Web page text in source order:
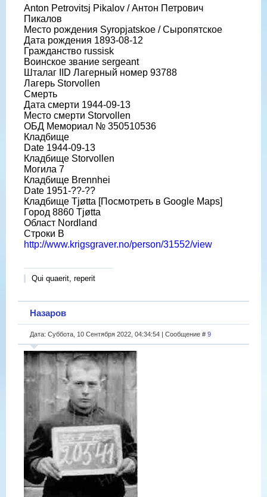
Anton Petrovitsj Pikalov / Антон Петрович
Пикалов
Место рождения Syropjatskoe / Сыропятское
Дата рождения 1893-08-12
Гражданство russisk
Воинское звание sergeant
Шталаг IID Лагерный номер 93788
Лагерь Storvollen
Смерть
Дата смерти 1944-09-13
Место смерти Storvollen
ОБД Мемориал № 350510536
Кладбище
Date 1944-09-13
Кладбище Storvollen
Могила 7
Кладбище Brennhei
Date 1951-??-??
Кладбище Tjøtta [Посмотреть в Google Maps]
Город 8860 Tjøtta
Област Nordland
Строки B
http://www.krigsgraver.no/person/31552/view
Qui quaerit, reperit
Назаров
Дата: Суббота, 10 Сентября 2022, 04:34:54 | Сообщение # 9